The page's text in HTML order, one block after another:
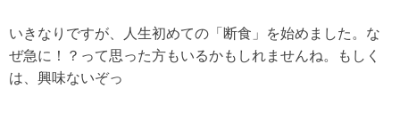
いきなりですが、人生初めての「断食」を始めました。な
ぜ急に！？って思った方もいるかもしれませんね。もしく
は、興味ないぞっ